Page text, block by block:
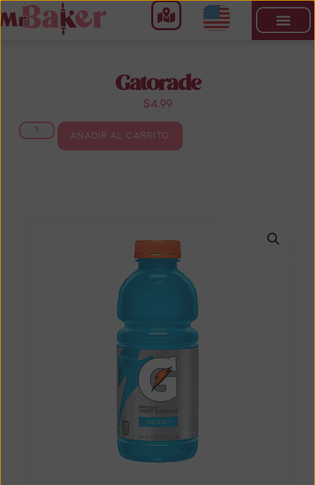
Gatorade
$4.99
AÑADIR AL CARRITO